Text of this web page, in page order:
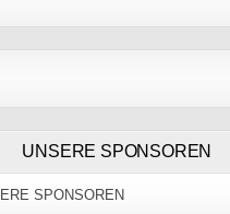
UNSERE SPONSOREN